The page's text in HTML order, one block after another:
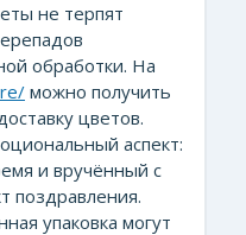
не терпят
обработки. На
можно получить
цветов.
аспект:
и вручённый с
поздравления.
упаковка могут